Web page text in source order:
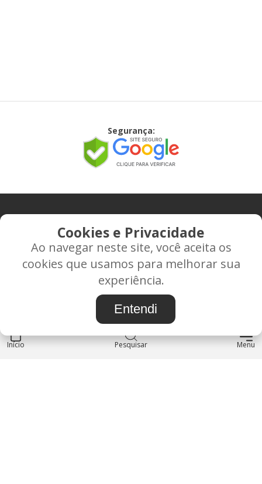
Início Pesquisar Menu
Segurança:
CONTATO
Rua Alice Frateano Figueiredo, 11-44 - Vila Triagem -
BAURU/SP - CEP: 17.030-038
CNPJ: 37.022.538/0001-07
INSTITUCIONAL
Cookies e Privacidade
Ao navegar neste site, você aceita os
cookies que usamos para melhorar sua
experiência.
Entendi